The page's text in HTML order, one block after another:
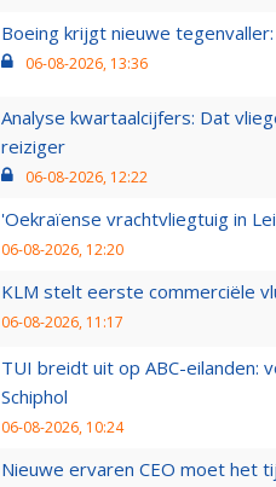
Boeing krijgt nieuwe
06-08-2026, 13:36
Analyse kwartaalcijfers: Dat
reiziger
06-08-2026, 12:22
'Oekraïense vrachtvliegtuig in
06-08-2026, 12:20
KLM stelt eerste commerciële
06-08-2026, 11:17
TUI breidt uit op ABC-eilanden:
Schiphol
06-08-2026, 10:24
Nieuwe ervaren CEO moet het